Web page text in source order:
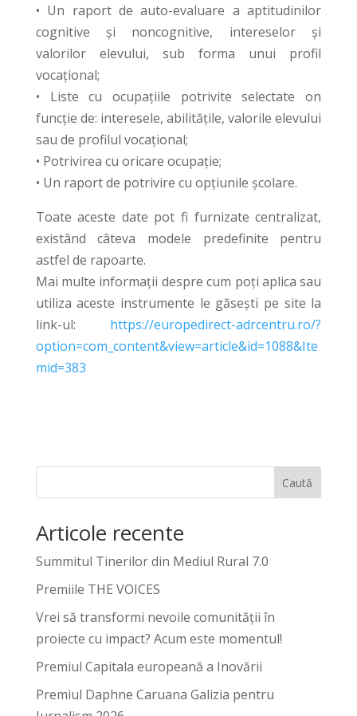
• Un raport de auto-evaluare a aptitudinilor
cognitive și noncognitive, intereselor și
valorilor elevului, sub forma unui profil
vocațional;
• Liste cu ocupațiile potrivite selectate оn
funcție de: interesele, abilitățile, valorile elevului
sau de profilul vocațional;
• Potrivirea cu oricare ocupație;
• Un raport de potrivire cu opțiunile școlare.
Toate aceste date pot fi furnizate centralizat,
existând câteva modele predefinite pentru
astfel de rapoarte.
Mai multe informații despre cum poți aplica sau
utiliza aceste instrumente le găsești pe site la
link-ul: https://europedirect-adrcentru.ro/?
option=com_content&view=article&id=1088&Ite
mid=383
Caută
Articole recente
Summitul Tinerilor din Mediul Rural 7.0
Premiile THE VOICES
Vrei să transformi nevoile comunității în
proiecte cu impact? Acum este momentul!
Premiul Capitala europeană a Inovării
Premiul Daphne Caruana Galizia pentru